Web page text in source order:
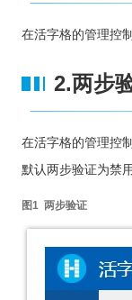
在活字格的管理控
2.两步
在活字格的管理控
默认两步验证为禁
图1 两步验证